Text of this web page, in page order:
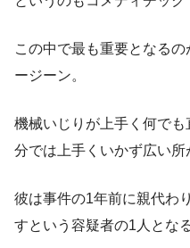
この中で最も重要となる
ージーン。
機械いじりが上手く何で
分では上手くいかず広い所
彼は事件の1年前に親代わ
すという容疑者の1人とな